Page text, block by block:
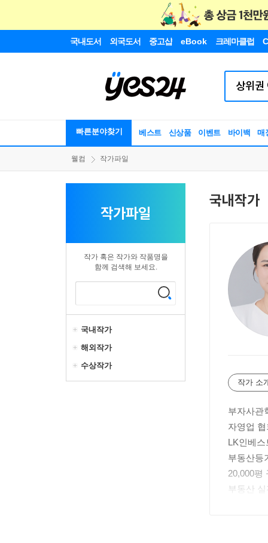
국내도서 외국도서 중고샵 eBook 크레마클럽
빠른분야찾기 베스트 신상품 이벤트 바이백 매
웰컴 작가파일
작가파일
작가 혹은 작가와 작품명을
함께 검색해 보세요.
국내작가
해외작가
수상작가
국내작가
작가 소
부자사관
자영업
LK인베
부동산등
20,000평
부동산